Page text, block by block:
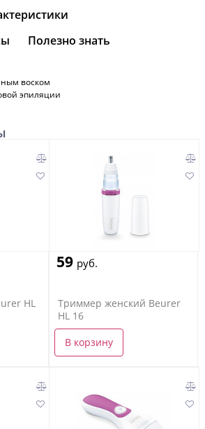
Полезно знать
воском
эпиляции
HL
59 руб.
Триммер женский Beurer
HL 16
В корзину